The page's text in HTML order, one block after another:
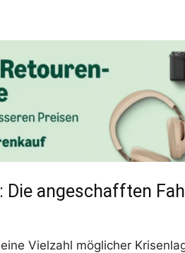
angeschafften
Vielzahl möglicher